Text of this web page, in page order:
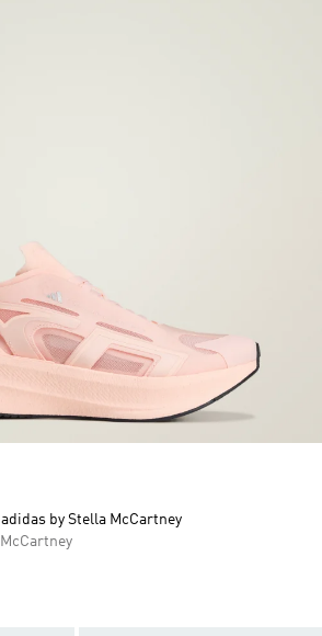
by Stella McCartney